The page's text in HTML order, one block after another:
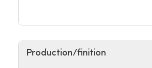
Production/finition